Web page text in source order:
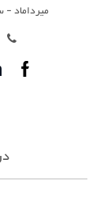
میرداماد -